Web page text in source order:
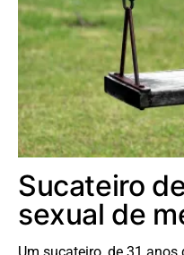
Sucateiro
sexual de